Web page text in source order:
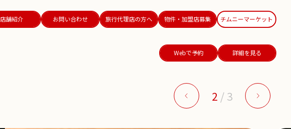
店舗紹介 お問い合わせ 旅行代理店の方へ 物件・加盟店募集 チムニーマーケット
Webで予約 詳細を見る
2 /3